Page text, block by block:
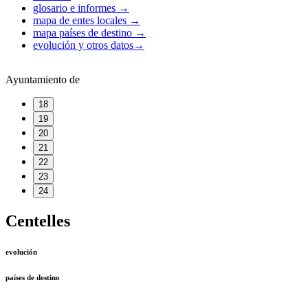
glosario e informes →
mapa de entes locales →
mapa países de destino →
evolución y otros datos→
Ayuntamiento de
18
19
20
21
22
23
24
Centelles
evolución
países de destino